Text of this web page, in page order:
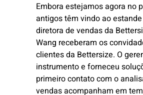
Embora estejamos agora no
antigos têm vindo ao
diretora de vendas da
Wang receberam os
clientes da Bettersize. O
instrumento e forneceu
primeiro contato com o
vendas acompanham em